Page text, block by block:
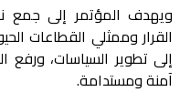
ويهدف المؤتمر إلى جمع
القرار وممثلي القطاعات
إلى تطوير السياسات، ورفع
آمنة ومستدامة.